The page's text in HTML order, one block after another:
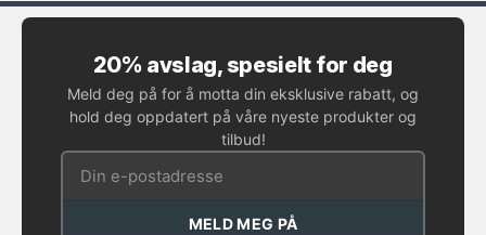
20% avslag, spesielt for deg
Meld deg på for å motta din eksklusive rabatt, og
hold deg oppdatert på våre nyeste produkter og
tilbud!
MELD MEG PÅ